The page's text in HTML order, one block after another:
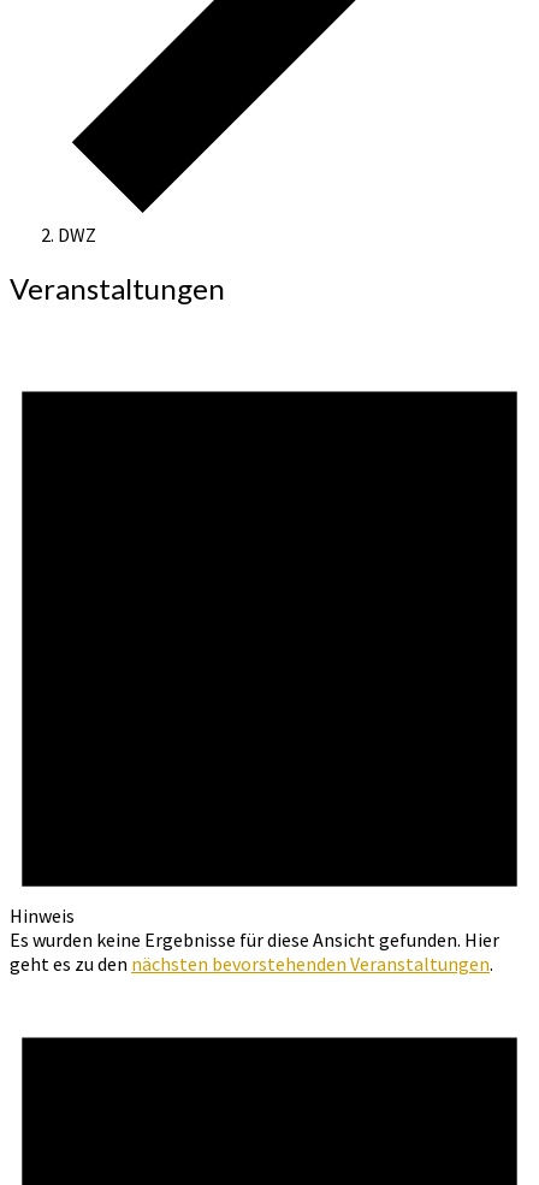
DWZ
Veranstaltungen
Hinweis
Es wurden keine Ergebnisse für diese Ansicht gefunden. Hier
geht es zu den nächsten bevorstehenden Veranstaltungen.